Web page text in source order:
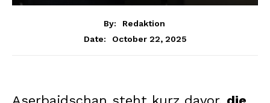
By:
Redaktion
Date:
October 22, 2025